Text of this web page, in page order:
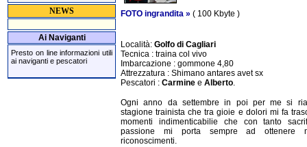
NEWS
Ai Naviganti
Presto on line informazioni utili
ai naviganti e pescatori
FOTO ingrandita » ( 100 Kbyte )
Località: Golfo di Cagliari
Tecnica : traina col vivo
Imbarcazione : gommone 4,80
Attrezzatura : Shimano antares avet sx
Pescatori : Carmine e Alberto.
Ogni anno da settembre in poi per me si
stagione trainista che tra gioie e dolori mi fa
momenti indimenticabilie che con tanto
passione mi porta sempre ad ottenere
riconoscimenti.